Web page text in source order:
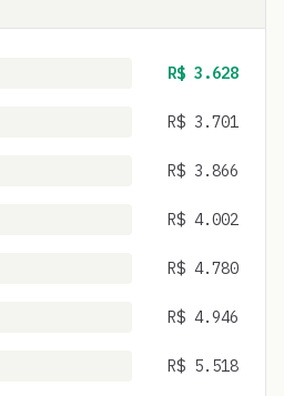
R$ 3.628
R$ 3.701
R$ 3.866
R$ 4.002
R$ 4.780
R$ 4.946
R$ 5.518